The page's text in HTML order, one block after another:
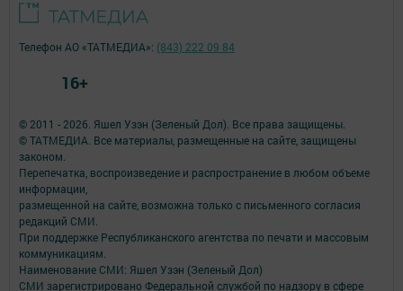
© 2011 - 2026. Яшел Узэн (Зеленый Дол). Все права защищены.
© ТАТМЕДИА. Все материалы, размещенные на сайте, защищены
законом.
Перепечатка, воспроизведение и распространение в любом объеме
информации,
размещенной на сайте, возможна только с письменного согласия
редакций СМИ.
При поддержке Республиканского агентства по печати и массовым
коммуникациям.
Наименование СМИ: Яшел Узэн (Зеленый Дол)
СМИ зарегистрировано Федеральной службой по надзору в сфере
Телефон АО «ТАТМЕДИА»: (843) 222 09 84
16+